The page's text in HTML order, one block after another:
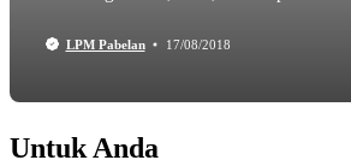
LPM Pabelan 17/08/2018
Untuk Anda